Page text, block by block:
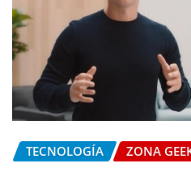
TECNOLOGÍA ZONA